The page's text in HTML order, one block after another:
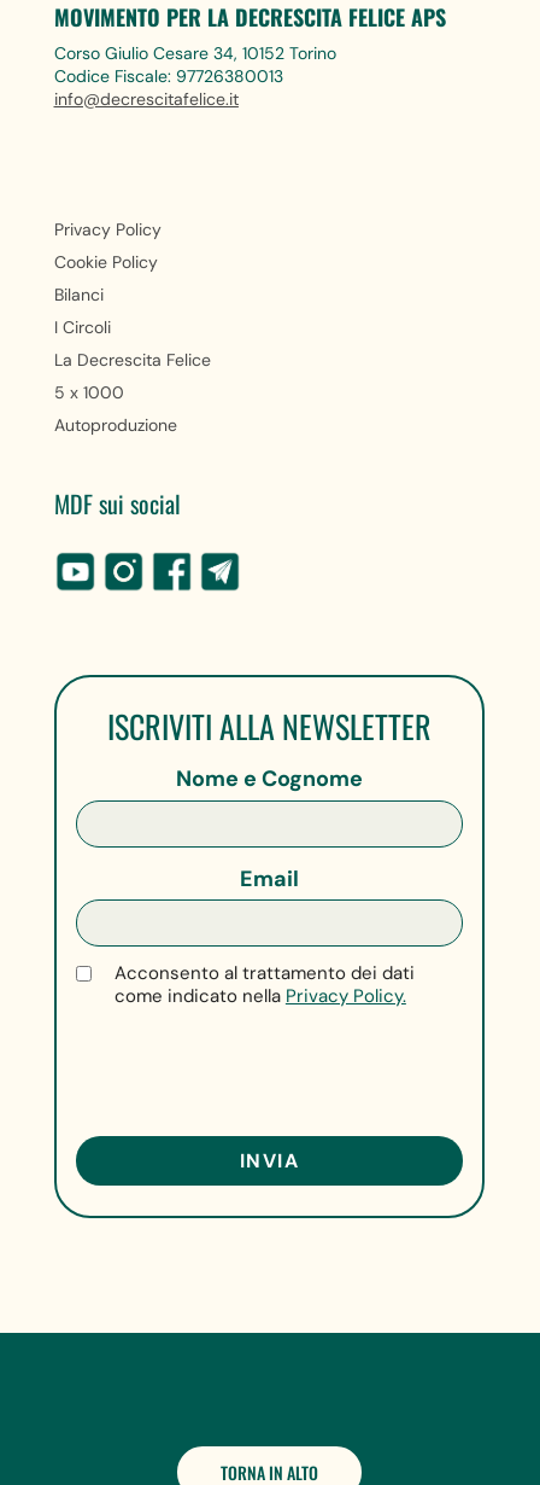
MOVIMENTO PER LA DECRESCITA FELICE APS
Corso Giulio Cesare 34, 10152 Torino
Codice Fiscale: 97726380013
info@decrescitafelice.it
Privacy Policy
Cookie Policy
Bilanci
I Circoli
La Decrescita Felice
5 x 1000
Autoproduzione
MDF sui social
ISCRIVITI ALLA NEWSLETTER
Nome e Cognome
Email
Acconsento al trattamento dei dati
come indicato nella Privacy Policy.
TORNA IN ALTO